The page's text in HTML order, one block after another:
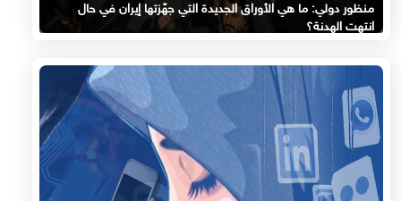
منظور دولي: ما هي الأوراق الجديدة التي جهّزتها إيران في حال
انتهت الهدنة؟